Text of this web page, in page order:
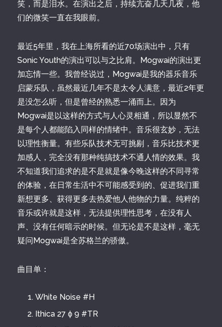
笑，而是泪水。在演出之后，持续亢奋几天几夜，他
们的微笑一直在我眼前。
最近5年里，我在上海所看的近70场演出中，只有
Sonic Youth的演出可以与之比肩。Mogwai的演出更
加忘情一些。我曾经说过，Mogwai是我的器乐音乐
启蒙乐队，虽然最近几年不是太令人满意，最近2年更
是没怎么听，但是曾经的熟悉一涌而上。因为
Mogwai是以这样的方式与人心灵相通，所以显然不
是每个人都能陷入同样的情绪中。音乐很玄妙，无法
以理性衡量。有些乐队技术无可挑剔，音乐比技术更
加感人，完全没有那种纯搞技术不通人情的效果。我
不知道我们追求的是不是就是像今晚这样的不同寻常
的体验，在日常生活中不可能感受到的、促进我们重
新想更多、获得更多去热爱他人他物的力量。纯粹的
音乐或许就是这样，无法提供理性思考，在没有人
声、没有任何暗示的时候。但无论是不是这样，毫无
疑问Mogwai是全苏格兰的骄傲。
曲目单：
White Noise #H
Ithica 27 ϕ 9 #TR